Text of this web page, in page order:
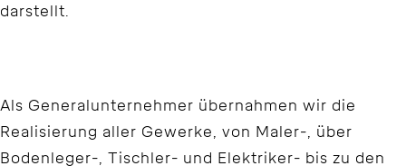
darstellt.
Als Generalunternehmer übernahmen wir die
Realisierung aller Gewerke, von Maler-, über
Bodenleger-, Tischler- und Elektriker- bis zu den